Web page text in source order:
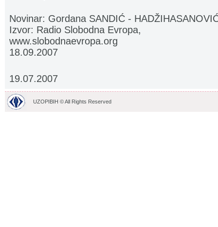
Novinar: Gordana SANDIĆ -
Izvor: Radio Slobodna Evropa,
www.slobodnaevropa.org
18.09.2007
19.07.2007
UZOPIBIH © All Rights Reserved